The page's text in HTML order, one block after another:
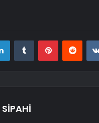
LinkedInTumblr Pinterest